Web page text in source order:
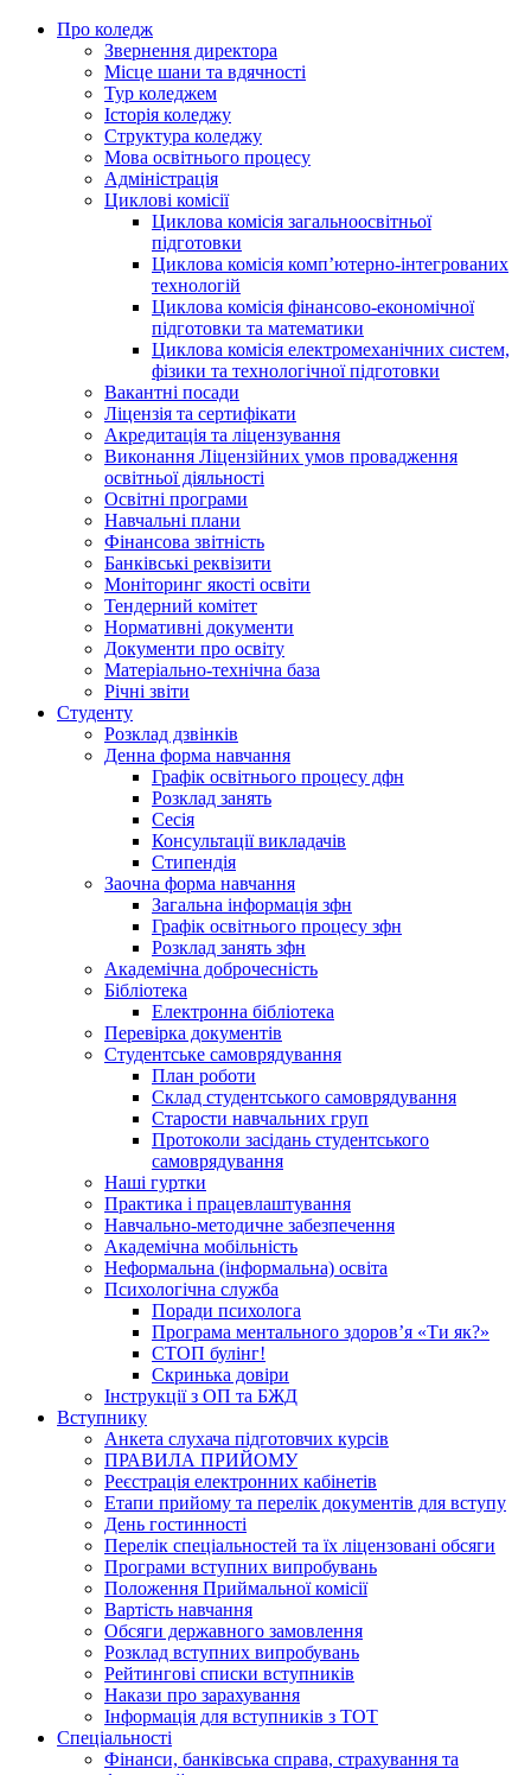
Про коледж
Звернення директора
Місце шани та вдячності
Тур коледжем
Історія коледжу
Структура коледжу
Мова освітнього процесу
Адміністрація
Циклові комісії
Циклова комісія загальноосвітньої
підготовки
Циклова комісія комп’ютерно-інтегрованих
технологій
Циклова комісія фінансово-економічної
підготовки та математики
Циклова комісія електромеханічних систем,
фізики та технологічної підготовки
Вакантні посади
Ліцензія та сертифікати
Акредитація та ліцензування
Виконання Ліцензійних умов провадження
освітньої діяльності
Освітні програми
Навчальні плани
Фінансова звітність
Банківські реквізити
Моніторинг якості освіти
Тендерний комітет
Нормативні документи
Документи про освіту
Матеріально-технічна база
Річні звіти
Студенту
Розклад дзвінків
Денна форма навчання
Графік освітнього процесу дфн
Розклад занять
Сесія
Консультації викладачів
Стипендія
Заочна форма навчання
Загальна інформація зфн
Графік освітнього процесу зфн
Розклад занять зфн
Академічна доброчесність
Бібліотека
Електронна бібліотека
Перевірка документів
Студентське самоврядування
План роботи
Склад студентського самоврядування
Старости навчальних груп
Протоколи засідань студентського
самоврядування
Наші гуртки
Практика і працевлаштування
Навчально-методичне забезпечення
Академічна мобільність
Неформальна (інформальна) освіта
Психологічна служба
Поради психолога
Програма ментального здоров’я «Ти як?»
СТОП булінг!
Скринька довіри
Інструкції з ОП та БЖД
Вступнику
Анкета слухача підготовчих курсів
ПРАВИЛА ПРИЙОМУ
Реєстрація електронних кабінетів
Етапи прийому та перелік документів для вступу
День гостинності
Перелік спеціальностей та їх ліцензовані обсяги
Програми вступних випробувань
Положення Приймальної комісії
Вартість навчання
Обсяги державного замовлення
Розклад вступних випробувань
Рейтингові списки вступників
Накази про зарахування
Інформація для вступників з ТОТ
Спеціальності
Фінанси, банківська справа, страхування та